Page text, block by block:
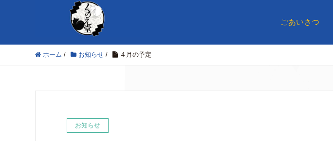
ごあいさつ
ホーム / お知らせ / ４月の予定
お知らせ